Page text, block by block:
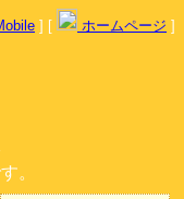
] [ ホームページ ]
。